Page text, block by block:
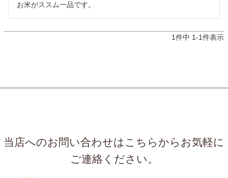
お米がススム一品です。
1件中 1-1件表示
当店へのお問い合わせはこちらからお気軽に
ご連絡ください。